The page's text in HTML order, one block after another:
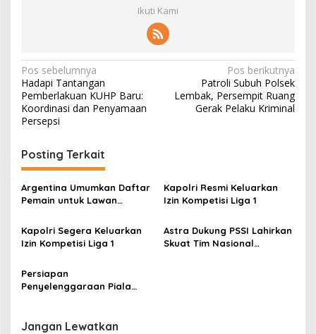
Ikuti Kami
N
a
v
i
g
a
s
i
p
o
s
Pos sebelumnya
Hadapi Tantangan
Pemberlakuan KUHP Baru:
Koordinasi dan Penyamaan
Persepsi
Pos berikutnya
Patroli Subuh Polsek
Lembak, Persempit Ruang
Gerak Pelaku Kriminal
Posting Terkait
Argentina Umumkan Daftar
Pemain untuk Lawan
Nama-namanya
Kapolri Resmi Keluarkan
Izin Kompetisi Liga 1
Kapolri Segera Keluarkan
Izin Kompetisi Liga 1
Astra Dukung PSSI Lahirkan
Skuat Tim Nasional
Persiapan
Penyelenggaraan Piala
Indonesia
Jangan Lewatkan